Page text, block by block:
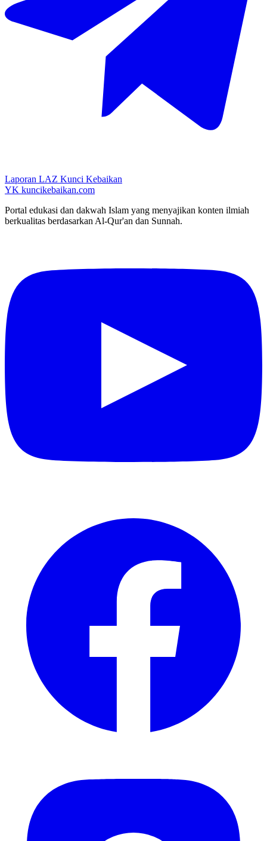
Laporan LAZ Kunci Kebaikan
YK kuncikebaikan.com
Portal edukasi dan dakwah Islam yang menyajikan konten ilmiah
berkualitas berdasarkan Al-Qur'an dan Sunnah.